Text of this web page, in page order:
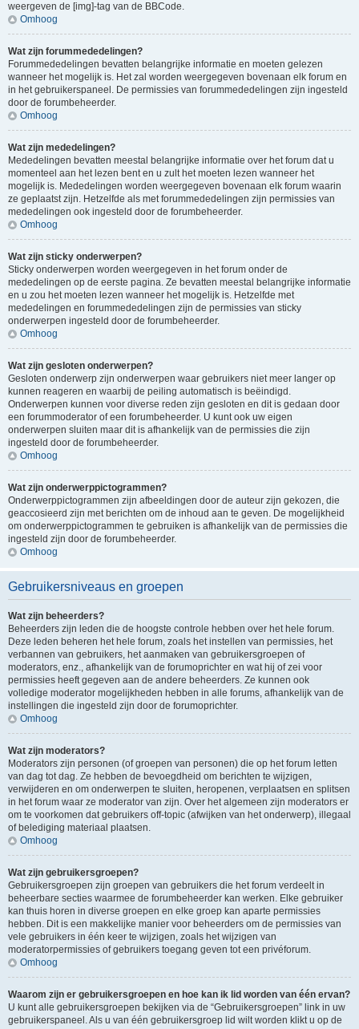
weergeven de [img]-tag van de BBCode.
Omhoog
Wat zijn forummededelingen?
Forummededelingen bevatten belangrijke informatie en moeten gelezen
wanneer het mogelijk is. Het zal worden weergegeven bovenaan elk forum en
in het gebruikerspaneel. De permissies van forummededelingen zijn ingesteld
door de forumbeheerder.
Omhoog
Wat zijn mededelingen?
Mededelingen bevatten meestal belangrijke informatie over het forum dat u
momenteel aan het lezen bent en u zult het moeten lezen wanneer het
mogelijk is. Mededelingen worden weergegeven bovenaan elk forum waarin
ze geplaatst zijn. Hetzelfde als met forummededelingen zijn permissies van
mededelingen ook ingesteld door de forumbeheerder.
Omhoog
Wat zijn sticky onderwerpen?
Sticky onderwerpen worden weergegeven in het forum onder de
mededelingen op de eerste pagina. Ze bevatten meestal belangrijke informatie
en u zou het moeten lezen wanneer het mogelijk is. Hetzelfde met
mededelingen en forummededelingen zijn de permissies van sticky
onderwerpen ingesteld door de forumbeheerder.
Omhoog
Wat zijn gesloten onderwerpen?
Gesloten onderwerp zijn onderwerpen waar gebruikers niet meer langer op
kunnen reageren en waarbij de peiling automatisch is beëindigd.
Onderwerpen kunnen voor diverse reden zijn gesloten en dit is gedaan door
een forummoderator of een forumbeheerder. U kunt ook uw eigen
onderwerpen sluiten maar dit is afhankelijk van de permissies die zijn
ingesteld door de forumbeheerder.
Omhoog
Wat zijn onderwerppictogrammen?
Onderwerppictogrammen zijn afbeeldingen door de auteur zijn gekozen, die
geaccosieerd zijn met berichten om de inhoud aan te geven. De mogelijkheid
om onderwerppictogrammen te gebruiken is afhankelijk van de permissies die
ingesteld zijn door de forumbeheerder.
Omhoog
Gebruikersniveaus en groepen
Wat zijn beheerders?
Beheerders zijn leden die de hoogste controle hebben over het hele forum.
Deze leden beheren het hele forum, zoals het instellen van permissies, het
verbannen van gebruikers, het aanmaken van gebruikersgroepen of
moderators, enz., afhankelijk van de forumoprichter en wat hij of zei voor
permissies heeft gegeven aan de andere beheerders. Ze kunnen ook
volledige moderator mogelijkheden hebben in alle forums, afhankelijk van de
instellingen die ingesteld zijn door de forumoprichter.
Omhoog
Wat zijn moderators?
Moderators zijn personen (of groepen van personen) die op het forum letten
van dag tot dag. Ze hebben de bevoegdheid om berichten te wijzigen,
verwijderen en om onderwerpen te sluiten, heropenen, verplaatsen en splitsen
in het forum waar ze moderator van zijn. Over het algemeen zijn moderators er
om te voorkomen dat gebruikers off-topic (afwijken van het onderwerp), illegaal
of belediging materiaal plaatsen.
Omhoog
Wat zijn gebruikersgroepen?
Gebruikersgroepen zijn groepen van gebruikers die het forum verdeelt in
beheerbare secties waarmee de forumbeheerder kan werken. Elke gebruiker
kan thuis horen in diverse groepen en elke groep kan aparte permissies
hebben. Dit is een makkelijke manier voor beheerders om de permissies van
vele gebruikers in één keer te wijzigen, zoals het wijzigen van
moderatorpermissies of gebruikers toegang geven tot een privéforum.
Omhoog
Waarom zijn er gebruikersgroepen en hoe kan ik lid worden van één ervan?
U kunt alle gebruikersgroepen bekijken via de “Gebruikersgroepen” link in uw
gebruikerspaneel. Als u van één gebruikersgroep lid wilt worden klikt u op de